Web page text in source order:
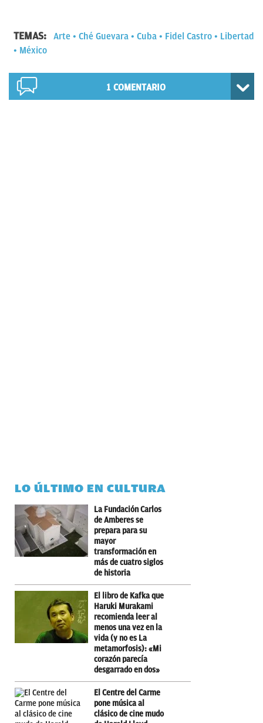
TEMAS: Arte Ché Guevara Cuba Fidel Castro
Libertad
México
1 COMENTARIO
LO ÚLTIMO EN CULTURA
La Fundación Carlos
de Amberes se
prepara para su
mayor
transformación en
más de cuatro siglos
de historia
El libro de Kafka que
Haruki Murakami
recomienda leer al
menos una vez en la
vida (y no es La
metamorfosis): «Mi
corazón parecía
desgarrado en dos»
El Centre del Carme
pone música al
clásico de cine mudo